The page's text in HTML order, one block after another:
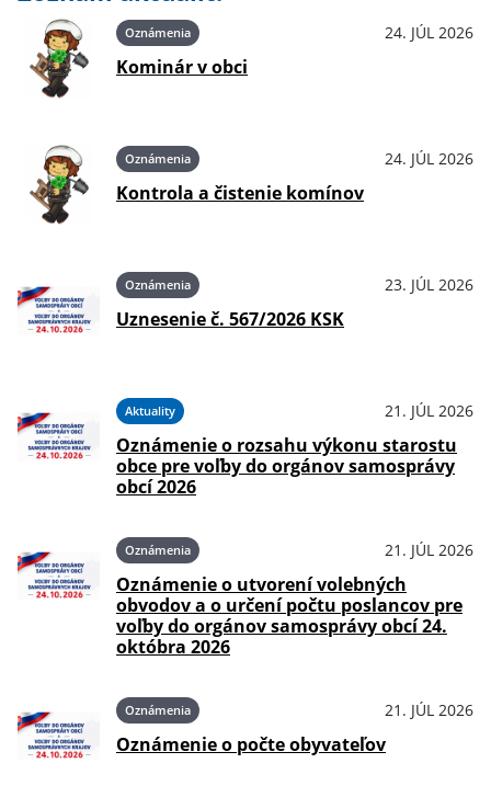
Oznámenia 24. JÚL 2026
Kominár v obci
Oznámenia 24. JÚL 2026
Kontrola a čistenie komínov
Oznámenia 23. JÚL 2026
Uznesenie č. 567/2026 KSK
Aktuality 21. JÚL 2026
Oznámenie o rozsahu výkonu starostu
obce pre voľby do orgánov samosprávy
obcí 2026
Oznámenia 21. JÚL 2026
Oznámenie o utvorení volebných
obvodov a o určení počtu poslancov pre
voľby do orgánov samosprávy obcí 24.
októbra 2026
Oznámenia 21. JÚL 2026
Oznámenie o počte obyvateľov